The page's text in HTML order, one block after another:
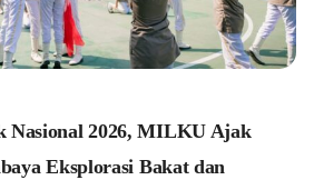
Nasional 2026, MILKU Ajak
Eksplorasi Bakat dan